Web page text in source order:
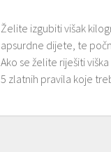
Želite izgubiti višak
apsurdne dijete, te
Ako se želite riješiti
5 zlatnih pravila koje